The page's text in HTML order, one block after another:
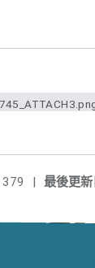
最後更新
379 |